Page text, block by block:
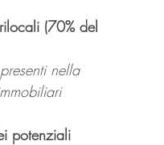
(70% del
nella
potenziali